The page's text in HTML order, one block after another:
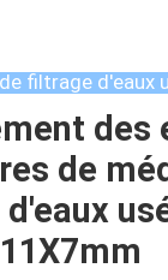
filtrage d'eaux
des
de
11X7mm